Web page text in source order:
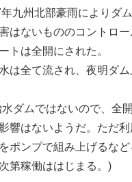
九州北部豪雨によりダ
はないもののコントロ
トは全開にされた。
は全て流され、夜明ダ
ダムではないので、全
響はないようだ。ただ
ポンプで組み上げるな
第稼働ははじまる。)